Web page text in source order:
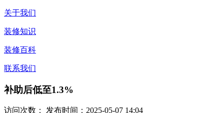
关于我们
装修知识
装修百科
联系我们
补助后低至1.3%
访问次数： 发布时间：2025-05-07 14:04